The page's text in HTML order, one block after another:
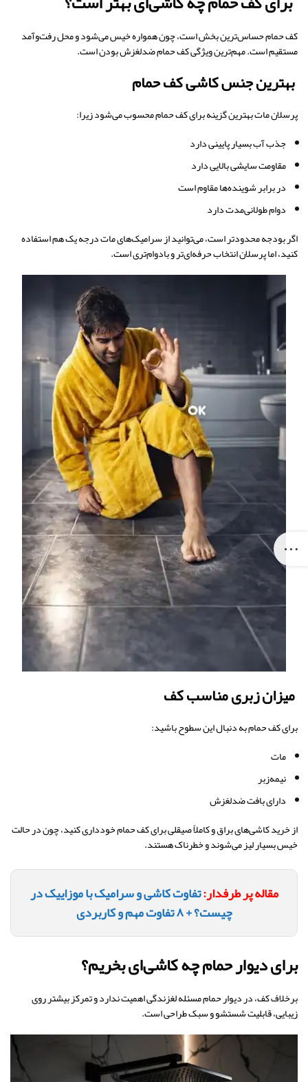
کف حمام حساس‌ترین بخش است، چون همواره خیس می‌شود و محل رفت‌وآمد
مستقیم است. مهم‌ترین ویژگی کف حمام ضدلغزش بودن است.
بهترین جنس کاشی کف حمام
پرسلان مات بهترین گزینه برای کف حمام محسوب می‌شود زیرا:
جذب آب بسیار پایینی دارد
مقاومت سایشی بالایی دارد
در برابر شوینده‌ها مقاوم است
دوام طولانی‌مدت دارد
اگر بودجه محدودتر است، می‌توانید از سرامیک‌های مات درجه یک هم استفاده
کنید، اما پرسلان انتخاب حرفه‌ای‌تر و بادوام‌تری است.
میزان زبری مناسب کف
برای کف حمام به دنبال این سطوح باشید:
مات
نیمه‌زبر
دارای بافت ضدلغزش
از خرید کاشی‌های براق و کاملاً صیقلی برای کف حمام خودداری کنید، چون در حالت
خیس بسیار لیز می‌شوند و خطرناک هستند.
مقاله پر طرفدار:تفاوت کاشی و سرامیک با موزاییک در
چیست؟ + ۸ تفاوت مهم و کاربردی
برای دیوار حمام چه کاشی‌ای بخریم؟
برخلاف کف، در دیوار حمام مسئله لغزندگی اهمیت ندارد و تمرکز بیشتر روی
زیبایی، قابلیت شستشو و سبک طراحی است.